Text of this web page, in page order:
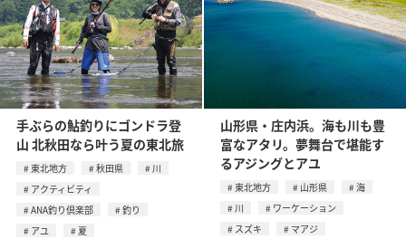
手ぶらの鮎釣りにゴンドラ登
山 北秋田なら叶う夏の東北旅
東北地方 秋田県
川
アクティビティ
ANA釣り倶楽部
釣り
アユ
夏
山形県・庄内浜。海も川も豊
富なアタリ。夢舞台で堪能す
るアジングとアユ
東北地方 山形県
海
川
ワーケーション
スズキ
マアジ